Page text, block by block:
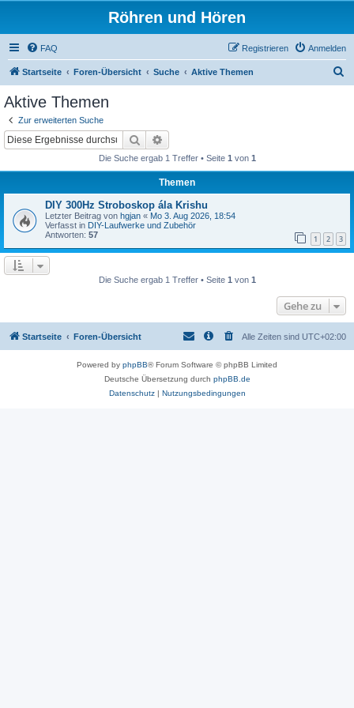
Röhren und Hören
FAQ Anmelden
Registrieren
Startseite Foren-Übersicht Suche Aktive Themen
Aktive Themen
Zur erweiterten Suche
Suche
Die Suche ergab 1 Treffer • Seite 1 von 1
Themen
DIY 300Hz Stroboskop ála Krishu
Letzter Beitrag von hgjan « Mo 3. Aug 2026, 18:54
Verfasst in DIY-Laufwerke und Zubehör
Antworten: 57 1 2 3
Die Suche ergab 1 Treffer • Seite 1 von 1
Gehe zu
Startseite Foren-Übersicht Alle Zeiten sind UTC+02:00
Powered by phpBB® Forum Software © phpBB Limited
Deutsche Übersetzung durch phpBB.de
Datenschutz| Nutzungsbedingungen